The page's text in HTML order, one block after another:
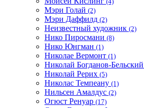
Мэри Голай (2)
Мэри Даффилд (2)
Неизвестный художник (2)
Нико Пиросмани (8)
Нико Юнгман (1)
Николае Вермонт (1)
Николай Богданов-Бельский
Николай Рерих (5)
Николас Темпеану (1)
Нильсен Амалдус (2)
Огюст Ренуар (17)